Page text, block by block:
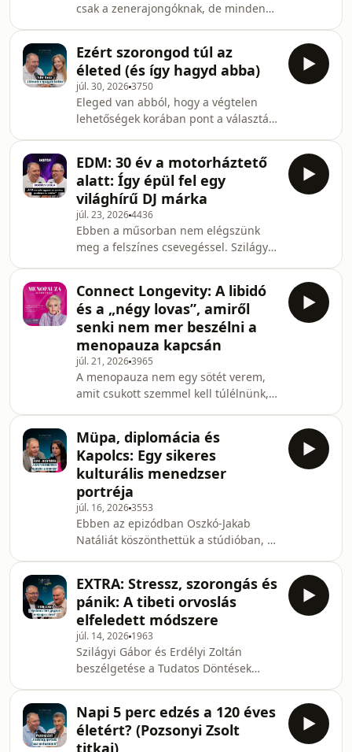
csak a zenerajongóknak, de minden
Németh Zsolt, akit a legtöbben Dan
von Schulz néven ismernek. Zsolt
végigkalauzol minket a hazai
elektronikus zene születésének
legizgalmasabb pillanataitól egészen
a mai, olykor karcos és fájó
valóságig.A beszélgetés elején
visszarepülünk az időben a nyolcva
Ezért szorongod túl az
életed (és így hagyd abba)
júl. 30, 20263750
Eleged van abból, hogy a végtelen
lehetőségek korában pont a választás
Szilágyi Gábor vendége Fuller Bianka
pszichológus és az Én tervező
alapítója. Egy olyan őszinte
beszélgetést hoztunk el nektek, ami
garantáltan a képernyő elé szegez, ha
valaha is érezted már úgy, hogy
túlagyalod a mindennapokat.Bianka
egy véletlen egyetemi nyílt na
EDM: 30 év a motorháztető
alatt: Így épül fel egy
világhírű DJ márka
júl. 23, 20264436
Ebben a műsorban nem elégszünk
meg a felszínes csevegéssel. Szilágyi
legtapasztaltabb booking menedzsere
vág bele egy olyan kalandba, amely
alapjaiban rázhatja meg a magyar
elektronikus zenei szcénát. Gáborról
kevesen tudják, de harminc évvel
ezelőtt a zenei kereskedelem motorja
volt, Gyula pedig 1996 óta építi a
klubéletet. Most
Connect Longevity: A libidó
és a „négy lovas”, amiről
senki nem mer beszélni a
menopauza kapcsán
júl. 21, 20263965
A menopauza nem egy sötét verem,
amit csukott szemmel kell túlélnünk,
adásban szakértő vendégeinkkel
lebontjuk a változókort övező falakat
és tévhiteket. Megtudhatod, mi a
különbség a perimenopauza érzelmi
hullámvasútja és a menopauza között,
illetve miért ne higgy el mindent, amit
a hormonpótlás veszélyeiről hallottál.
„A menopauza az
Müpa, diplomácia és
Kapolcs: Egy sikeres
kulturális menedzser
portréja
júl. 16, 20263553
Ebben az epizódban Oszkó-Jakab
Natáliát köszönthettük a stúdióban, a
hagyományos kulturális eseményt
modern, fenntartható és nemzetközi
szinten is jegyzett márkává
fejleszteni. Natália pályafutása a
diplomáciától a Müpa világán át
vezetett a Völgyig, és minden
állomásán a „motorháztető alatti”
működés, a rendszerek megértés
EXTRA: Stressz, szorongás és
pánik: A tibeti orvoslás
elfeledett módszere
júl. 14, 2026 1963
Szilágyi Gábor és Erdélyi Zoltán
beszélgetése a Tudatos Döntések
mélyebb életszemléletről is. A
Myrobalan név mögött egy ősi tibeti
Napi 5 perc edzés a 120 éves
életért? (Pozsonyi Zsolt
titkai)